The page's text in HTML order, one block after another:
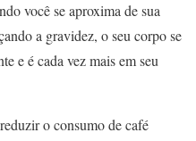
você se aproxima de sua
a gravidez, o seu corpo se
e é cada vez mais em seu
o consumo de café